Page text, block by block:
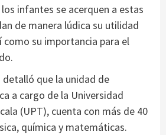
infantes se acerquen a estas
de manera lúdica su utilidad
como su importancia para el
detalló que la unidad de
a cargo de la Universidad
(UPT), cuenta con más de 40
química y matemáticas.